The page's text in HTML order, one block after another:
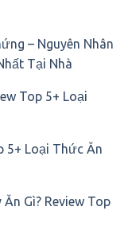
– Nguyên Nhân
Tại Nhà
Top 5+ Loại
5+ Loại Thức Ăn
Ăn Gì? Review Top